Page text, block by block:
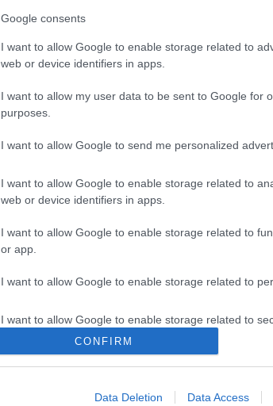
Google consents
I want to allow Google to enable storage related to
web or device identifiers in apps.
I want to allow my user data to be sent to Google for
purposes.
I want to allow Google to send me personalized
I want to allow Google to enable storage related to
web or device identifiers in apps.
I want to allow Google to enable storage related to
or app.
I want to allow Google to enable storage related to
I want to allow Google to enable storage related to
authentication functionality and fraud prevention, and
CONFIRM
Data Deletion Data Access